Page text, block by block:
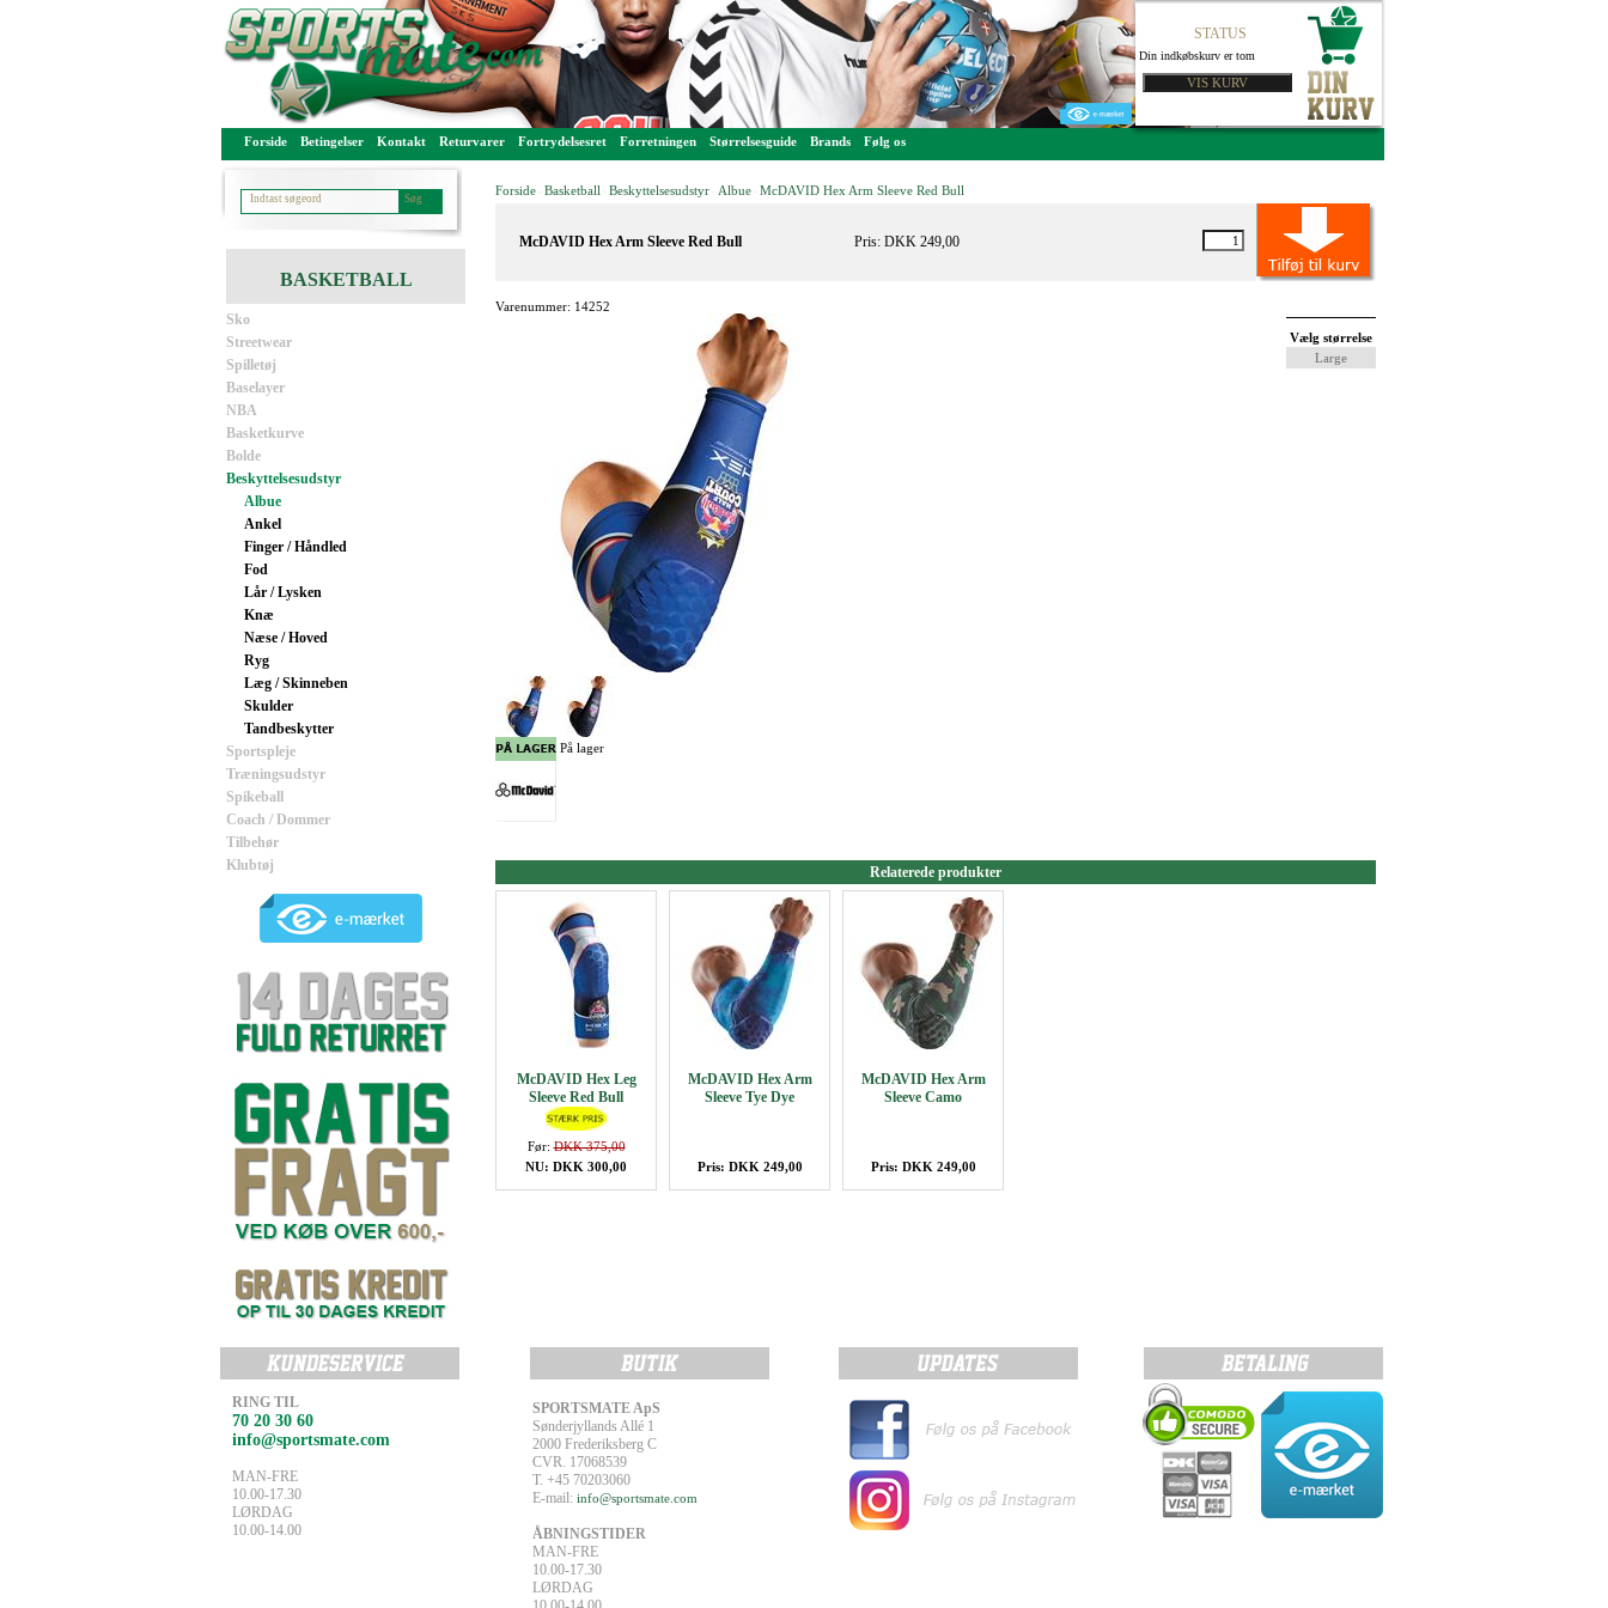
STATUS
Din indkøbskurv er tom
Forside Betingelser Kontakt Returvarer Fortrydelsesret Forretningen Størrelsesguide Brands Følg os
BASKETBALL
Sko
Streetwear
Spilletøj
Baselayer
NBA
Basketkurve
Bolde
Beskyttelsesudstyr
Albue
Ankel
Finger / Håndled
Fod
Lår / Lysken
Knæ
Næse / Hoved
Ryg
Læg / Skinneben
Skulder
Tandbeskytter
Sportspleje
Træningsudstyr
Spikeball
Coach / Dommer
Tilbehør
Klubtøj
Forside Basketball Beskyttelsesudstyr Albue McDAVID Hex Arm Sleeve Red Bull
McDAVID Hex Arm Sleeve Red Bull Pris: DKK 249,00
Varenummer: 14252
Vælg størrelse
Large
På lager
Relaterede produkter
McDAVID Hex Leg
Sleeve Red Bull
Før:DKK 375,00
NU: DKK 300,00
McDAVID Hex Arm
Sleeve Tye Dye
Pris: DKK 249,00
McDAVID Hex Arm
Sleeve Camo
Pris: DKK 249,00
RING TIL
70 20 30 60
info@sportsmate.com
MAN-FRE
10.00-17.30
LØRDAG
10.00-14.00
SPORTSMATE ApS
Sønderjyllands Allé 1
2000 Frederiksberg C
CVR. 17068539
T. +45 70203060
E-mail: info@sportsmate.com
ÅBNINGSTIDER
MAN-FRE
10.00-17.30
LØRDAG